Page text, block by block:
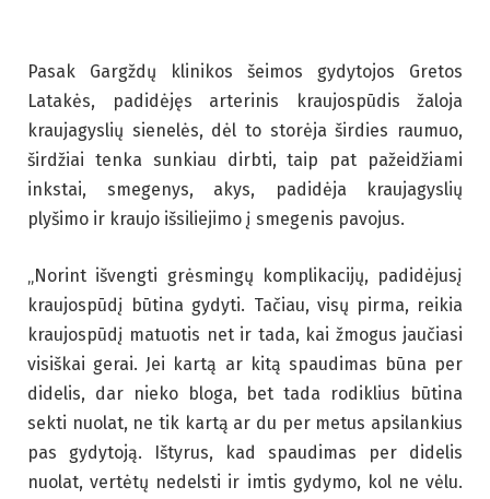
Pasak Gargždų klinikos šeimos gydytojos Gretos
Latakės, padidėjęs arterinis kraujospūdis žaloja
kraujagyslių sienelės, dėl to storėja širdies raumuo,
širdžiai tenka sunkiau dirbti, taip pat pažeidžiami
inkstai, smegenys, akys, padidėja kraujagyslių
plyšimo ir kraujo išsiliejimo į smegenis pavojus.
„Norint išvengti grėsmingų komplikacijų, padidėjusį
kraujospūdį būtina gydyti. Tačiau, visų pirma, reikia
kraujospūdį matuotis net ir tada, kai žmogus jaučiasi
visiškai gerai. Jei kartą ar kitą spaudimas būna per
didelis, dar nieko bloga, bet tada rodiklius būtina
sekti nuolat, ne tik kartą ar du per metus apsilankius
pas gydytoją. Ištyrus, kad spaudimas per didelis
nuolat, vertėtų nedelsti ir imtis gydymo, kol ne vėlu.